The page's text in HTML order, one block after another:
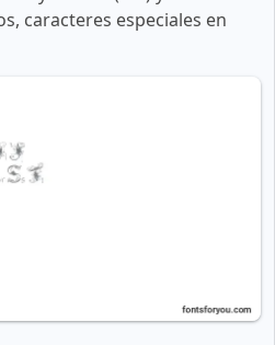
caracteres especiales en